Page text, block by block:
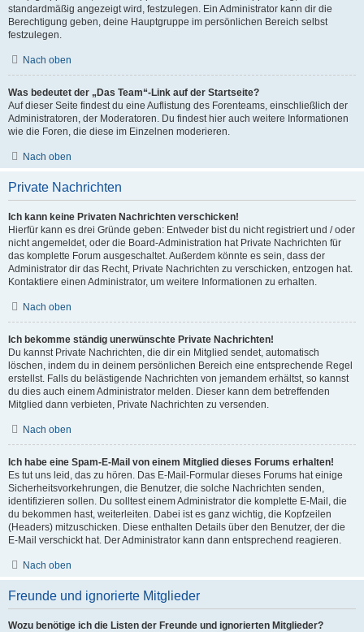
standardmäßig angezeigt wird, festzulegen. Ein Administrator kann dir die
Berechtigung geben, deine Hauptgruppe im persönlichen Bereich selbst
festzulegen.
Nach oben
Was bedeutet der „Das Team“-Link auf der Startseite?
Auf dieser Seite findest du eine Auflistung des Forenteams, einschließlich der
Administratoren, der Moderatoren. Du findest hier auch weitere Informationen
wie die Foren, die diese im Einzelnen moderieren.
Nach oben
Private Nachrichten
Ich kann keine Privaten Nachrichten verschicken!
Hierfür kann es drei Gründe geben: Entweder bist du nicht registriert und / oder
nicht angemeldet, oder die Board-Administration hat Private Nachrichten für
das komplette Forum ausgeschaltet. Außerdem könnte es sein, dass der
Administrator dir das Recht, Private Nachrichten zu verschicken, entzogen hat.
Kontaktiere einen Administrator, um weitere Informationen zu erhalten.
Nach oben
Ich bekomme ständig unerwünschte Private Nachrichten!
Du kannst Private Nachrichten, die dir ein Mitglied sendet, automatisch
löschen, indem du in deinem persönlichen Bereich eine entsprechende Regel
erstellst. Falls du belästigende Nachrichten von jemandem erhältst, so kannst
du dies auch einem Administrator melden. Dieser kann dem betreffenden
Mitglied dann verbieten, Private Nachrichten zu versenden.
Nach oben
Ich habe eine Spam-E-Mail von einem Mitglied dieses Forums erhalten!
Es tut uns leid, das zu hören. Das E-Mail-Formular dieses Forums hat einige
Sicherheitsvorkehrungen, die Benutzer, die solche Nachrichten senden,
identifizieren sollen. Du solltest einem Administrator die komplette E-Mail, die
du bekommen hast, weiterleiten. Dabei ist es ganz wichtig, die Kopfzeilen
(Headers) mitzuschicken. Diese enthalten Details über den Benutzer, der die
E-Mail verschickt hat. Der Administrator kann dann entsprechend reagieren.
Nach oben
Freunde und ignorierte Mitglieder
Wozu benötige ich die Listen der Freunde und ignorierten Mitglieder?